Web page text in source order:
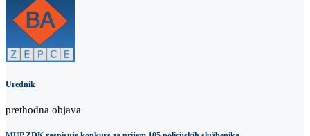
Urednik
prethodna objava